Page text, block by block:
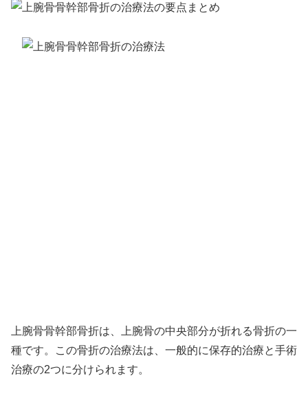
上腕骨骨幹部骨折は、上腕骨の中央部分が折れる骨折の一
種です。この骨折の治療法は、一般的に保存的治療と手術
治療の2つに分けられます。